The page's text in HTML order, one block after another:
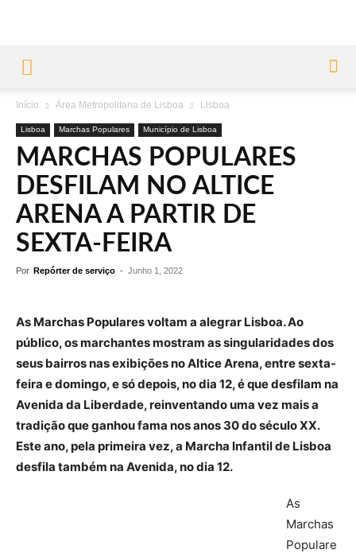
Início Área Metropolitana de Lisboa Lisboa
Lisboa Marchas Populares Município de Lisboa
MARCHAS POPULARES
DESFILAM NO ALTICE
ARENA A PARTIR DE
SEXTA-FEIRA
Por Repórter de serviço - Junho 1, 2022
As Marchas Populares voltam a alegrar Lisboa. Ao
público, os marchantes mostram as singularidades dos
seus bairros nas exibições no Altice Arena, entre sexta-
feira e domingo, e só depois, no dia 12, é que desfilam na
Avenida da Liberdade, reinventando uma vez mais a
tradição que ganhou fama nos anos 30 do século XX.
Este ano, pela primeira vez, a Marcha Infantil de Lisboa
desfila também na Avenida, no dia 12.
As
Marchas
Populare